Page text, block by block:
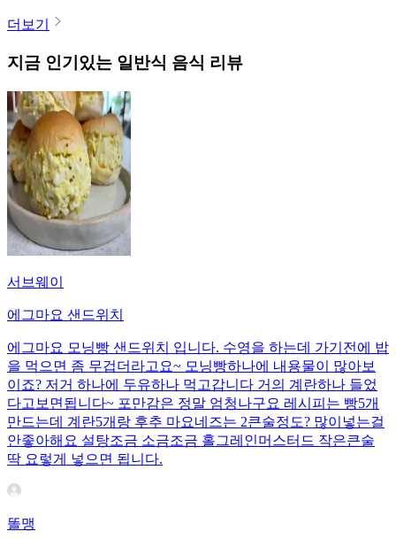
더보기
지금 인기있는 일반식 음식 리뷰
서브웨이
에그마요 샌드위치
에그마요 모닝빵 샌드위치 입니다. 수영을 하는데 가기전에 밥
을 먹으면 좀 무겁더라고요~ 모닝빵하나에 내용물이 많아보
이죠? 저거 하나에 두유하나 먹고갑니다 거의 계란하나 들었
다고보면됩니다~ 포만감은 정말 엄청나구요 레시피는 빵5개
만드는데 계란5개랑 후추 마요네즈는 2큰술정도? 많이넣는걸
안좋아해요 설탕조금 소금조금 홀그레인머스터드 작은큰술
딱 요렇게 넣으면 됩니다.
똘맹